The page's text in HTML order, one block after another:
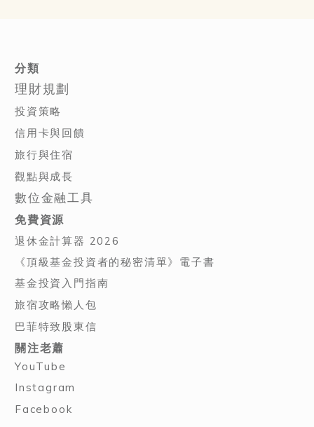
分類
理財規劃
投資策略
信用卡與回饋
旅行與住宿
觀點與成長
數位金融工具
免費資源
退休金計算器 2026
《頂級基金投資者的秘密清單》電子書
基金投資入門指南
旅宿攻略懶人包
巴菲特致股東信
關注老蕭
YouTube
Instagram
Facebook